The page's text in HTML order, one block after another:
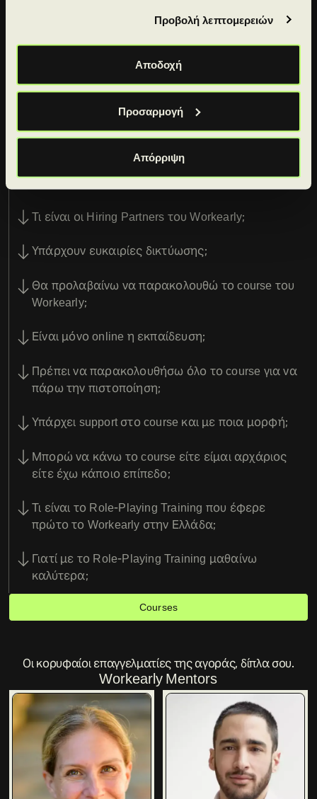
Προβολή λεπτομερειών
Αποδοχή
Προσαρμογή
Απόρριψη
Ποια είναι η διαφορά του Workearly από τις
υπόλοιπες εκπαιδευτικές πλατφόρμες;
Σε ποιους απευθύνεται το Workearly;
Θα μου βρείτε σίγουρα δουλειά;
Είναι αναγνωρισμένη η πιστοποίηση που
προσφέρει το Workearly;
Τι είναι οι Hiring Partners του Workearly;
Υπάρχουν ευκαιρίες δικτύωσης;
Θα προλαβαίνω να παρακολουθώ το course του
Workearly;
Είναι μόνο online η εκπαίδευση;
Πρέπει να παρακολουθήσω όλο το course για να
πάρω την πιστοποίηση;
Υπάρχει support στο course και με ποια μορφή;
Μπορώ να κάνω το course είτε είμαι αρχάριος
είτε έχω κάποιο επίπεδο;
Τι είναι το Role-Playing Training που έφερε
πρώτο το Workearly στην Ελλάδα;
Γιατί με το Role-Playing Training μαθαίνω
καλύτερα;
Courses
Οι κορυφαίοι επαγγελματίες της αγοράς, δίπλα σου.
Workearly Mentors